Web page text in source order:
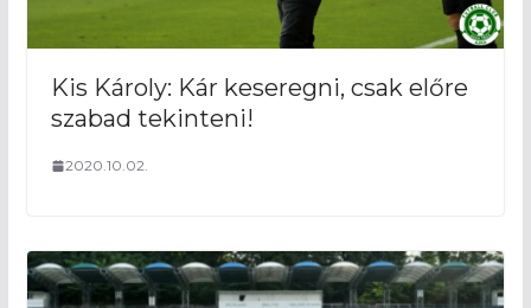
Kis Károly: Kár keseregni, csak előre
szabad tekinteni!
2020.10.02.